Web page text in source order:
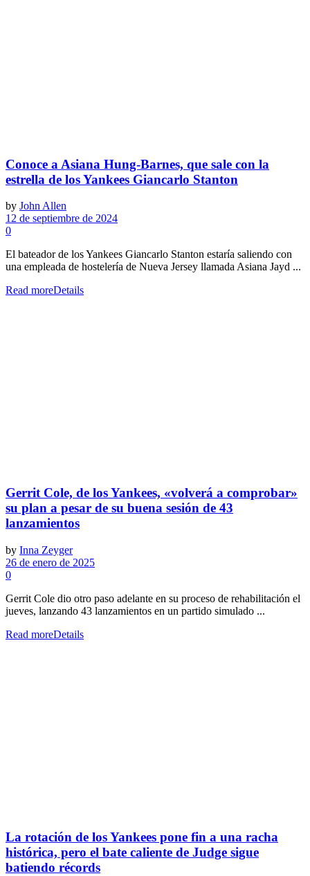
Conoce a Asiana Hung-Barnes, que sale con la
estrella de los Yankees Giancarlo Stanton
by John Allen
12 de septiembre de 2024
0
El bateador de los Yankees Giancarlo Stanton estaría saliendo con
una empleada de hostelería de Nueva Jersey llamada Asiana Jayd ...
Read moreDetails
Gerrit Cole, de los Yankees, «volverá a comprobar»
su plan a pesar de su buena sesión de 43
lanzamientos
by Inna Zeyger
26 de enero de 2025
0
Gerrit Cole dio otro paso adelante en su proceso de rehabilitación el
jueves, lanzando 43 lanzamientos en un partido simulado ...
Read moreDetails
La rotación de los Yankees pone fin a una racha
histórica, pero el bate caliente de Judge sigue
batiendo récords